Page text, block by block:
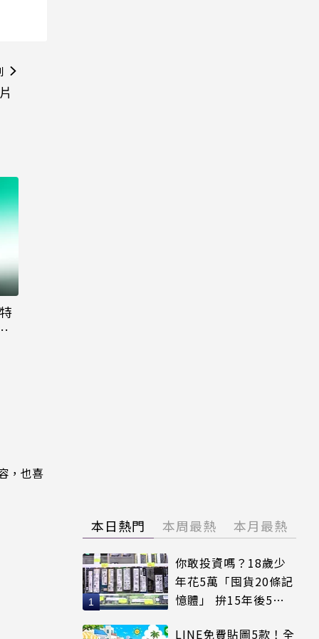
，也喜
本日熱門 本周最熱 本月最熱
你敢投資嗎？18歲少
年花5萬「囤貨20條記
憶體」 拚15年後5倍
LINE免費貼圖5款！全